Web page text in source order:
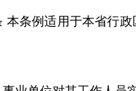
本条例适用于本省行